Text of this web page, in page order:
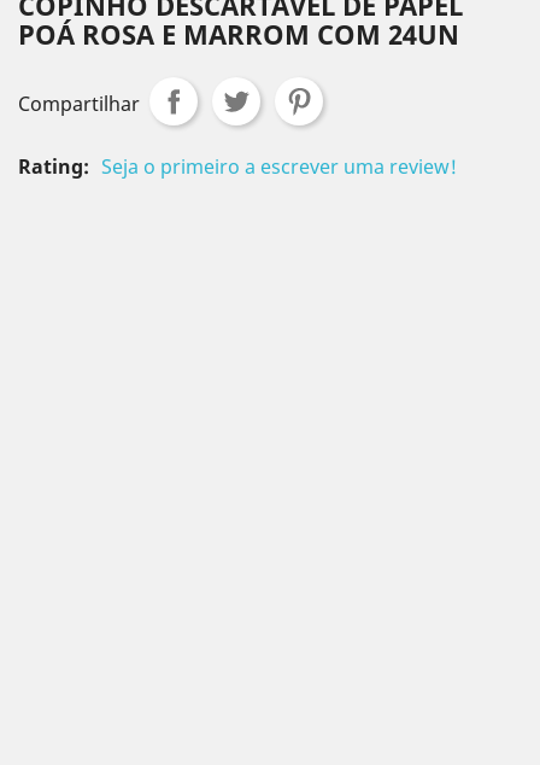
POÁ ROSA E MARROM COM 24UN
Compartilhar
Rating: Seja o primeiro a escrever uma review!